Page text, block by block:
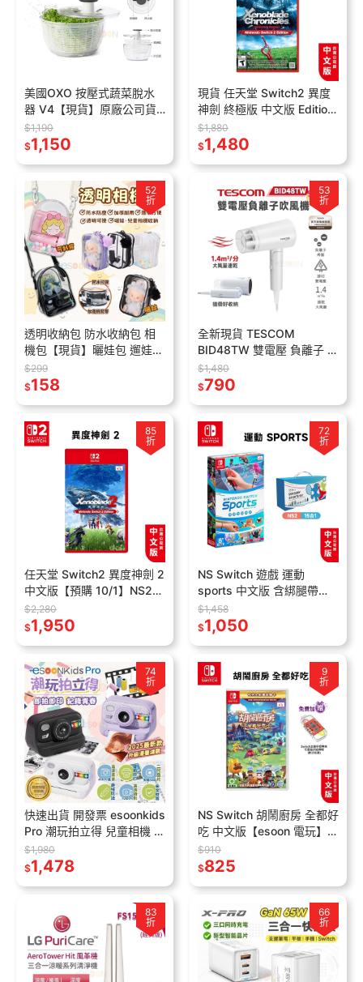
美國OXO 按壓式蔬菜脫水
器 V4【現貨】原廠公司貨
蔬菜瀝水籃 按壓式蔬菜香草
脫水器 洗菜籃 蔬菜脫水 生
菜脫水
$1,190
$1,150
現貨 任天堂 Switch2 異度
神劍 終極版 中文版 Edition
NS2遊戲片 異度神劍 異域
神劍
$1,880
$1,480
52
折
透明收納包 防水收納包 相
機包【現貨】曬娃包 遛娃包
外出包 痛包 娃娃包 透明娃
包 相機收納 esoon
$299
$158
53
折
全新現貨 TESCOM
BID48TW 雙電壓 負離子 吹
風機 輕量 折疊式 原廠貨 一
年保固 吹風機 國際電壓 旅
$1,480
$790
85
折
任天堂 Switch2 異度神劍 2
中文版【預購 10/1】NS2
遊戲片 異域神劍2
Xenoblade 2
$2,280
$1,950
72
折
NS Switch 遊戲 運動
sports 中文版 含綁腿帶
【esoon電玩】現貨 免運
12合1 運動 擊劍 保齡球
$1,458
$1,050
74
折
快速出貨 開發票 esoonkids
Pro 潮玩拍立得 兒童相機 商
檢合格 打印相機 可拍照 錄
影 4900萬畫素相機
$1,980
$1,478
9
折
NS Switch 胡鬧廚房 全都好
吃 中文版【esoon 電玩】全
新現貨 Overcooked 煮過頭
完整版
$910
$825
83
折
66
折